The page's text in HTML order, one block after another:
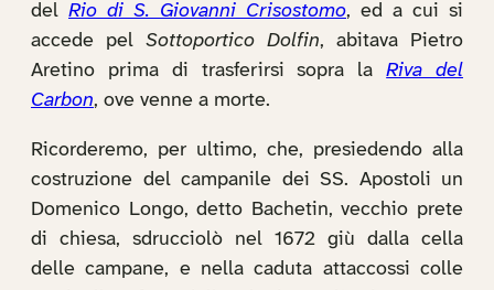
del Rio di S. Giovanni Crisostomo, ed a cui si
accede pel Sottoportico Dolfin, abitava Pietro
Aretino prima di trasferirsi sopra laRiva del
Carbon, ove venne a morte.
Ricorderemo, per ultimo, che, presiedendo alla
costruzione del campanile dei SS. Apostoli un
Domenico Longo, detto Bachetin, vecchio prete
di chiesa, sdrucciolò nel 1672 giù dalla cella
delle campane, e nella caduta attaccossi colle